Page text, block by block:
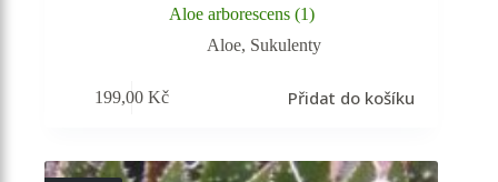
Aloe arborescens (1)
Aloe, Sukulenty
199,00Kč Přidat do košíku